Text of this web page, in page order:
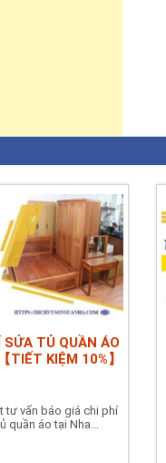
SỬA TỦ QUẦN ÁO
TIẾT KIỆM 10%】
tư vấn báo giá chi phí
quần áo tại Nha...